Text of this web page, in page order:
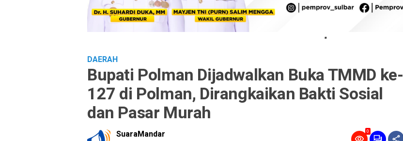
"
DAERAH
Bupati Polman Dijadwalkan Buka TMMD ke-
127 di Polman, Dirangkaikan Bakti Sosial
dan Pasar Murah
SuaraMandar 0